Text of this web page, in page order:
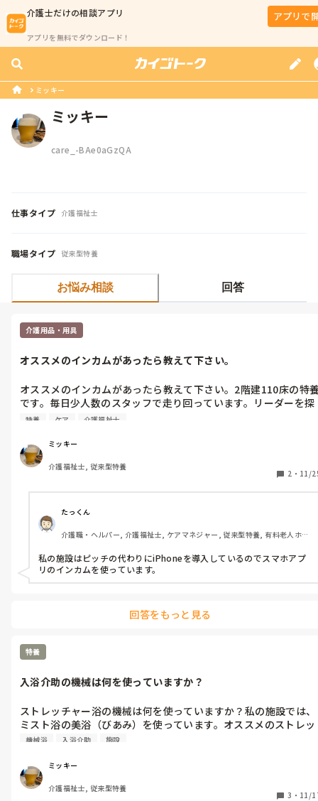
介護士だけの相談アプリ
アプリを無料でダウンロード！
アプリで
ミッキー
ミッキー
care_-BAe0aGzQA
仕事タイプ 介護福祉士
職場タイプ 従来型特養
お悩み相談 回答
介護用品・用具
オススメのインカムがあったら教えて下さい。
オススメのインカムがあったら教えて下さい。2階建110床の特
です。毎日少人数のスタッフで走り回っています。リーダーを探
す時間ももったいないくらい。ICTを使って解決したいのです
特養 ケア 介護福祉士
ミッキー
介護福祉士, 従来型特養
2 ・ 11/
たっくん
介護職・ヘルパー, 介護福祉士, ケアマネジャー, 従来型特養, 有料老人ホー
私の施設はピッチの代わりにiPhoneを導入しているのでスマホアプ
リのインカムを使っています。
回答をもっと見る
特養
入浴介助の機械は何を使っていますか？
ストレッチャー浴の機械は何を使っていますか？私の施設では、
ミスト浴の美浴（びあみ）を使っています。オススメのストレッ
チャー浴の機械があれば教えてください。
機械浴 入浴介助 施設
ミッキー
介護福祉士, 従来型特養
3 ・ 11/